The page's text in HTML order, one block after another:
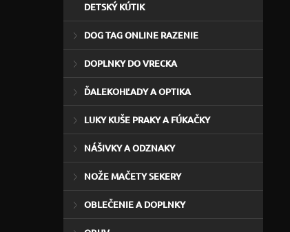
DETSKÝ KÚTIK
DOG TAG ONLINE RAZENIE
DOPLNKY DO VRECKA
ĎALEKOHĽADY A OPTIKA
LUKY KUŠE PRAKY A FÚKAČKY
NÁŠIVKY A ODZNAKY
NOŽE MAČETY SEKERY
OBLEČENIE A DOPLNKY